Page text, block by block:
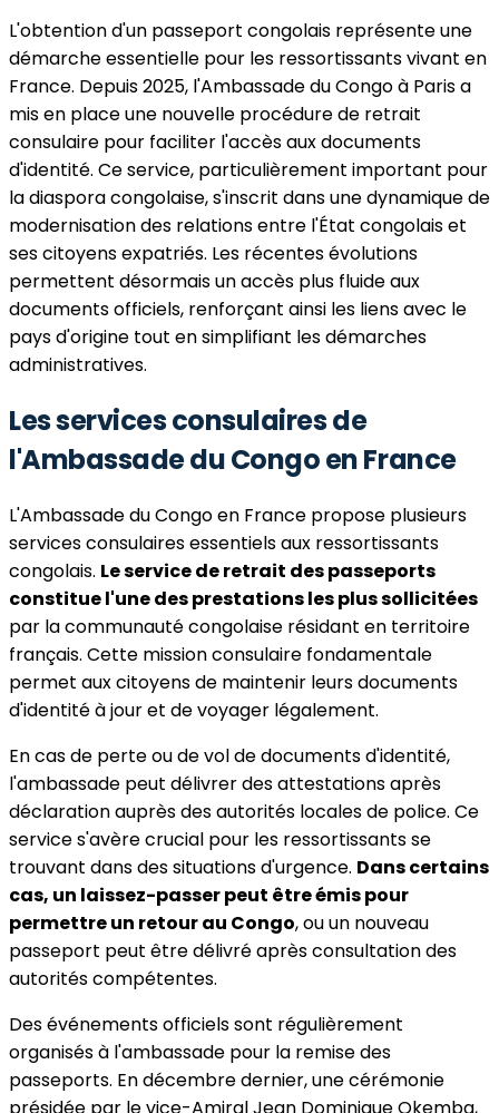
L'obtention d'un passeport congolais représente une
démarche essentielle pour les ressortissants vivant en
France. Depuis 2025, l'Ambassade du Congo à Paris a
mis en place une nouvelle procédure de retrait
consulaire pour faciliter l'accès aux documents
d'identité. Ce service, particulièrement important pour
la diaspora congolaise, s'inscrit dans une dynamique de
modernisation des relations entre l'État congolais et
ses citoyens expatriés. Les récentes évolutions
permettent désormais un accès plus fluide aux
documents officiels, renforçant ainsi les liens avec le
pays d'origine tout en simplifiant les démarches
administratives.
Les services consulaires de
l'Ambassade du Congo en France
L'Ambassade du Congo en France propose plusieurs
services consulaires essentiels aux ressortissants
congolais. Le service de retrait des passeports
constitue l'une des prestations les plus sollicitées
par la communauté congolaise résidant en territoire
français. Cette mission consulaire fondamentale
permet aux citoyens de maintenir leurs documents
d'identité à jour et de voyager légalement.
En cas de perte ou de vol de documents d'identité,
l'ambassade peut délivrer des attestations après
déclaration auprès des autorités locales de police. Ce
service s'avère crucial pour les ressortissants se
trouvant dans des situations d'urgence. Dans certains
cas, un laissez-passer peut être émis pour
permettre un retour au Congo, ou un nouveau
passeport peut être délivré après consultation des
autorités compétentes.
Des événements officiels sont régulièrement
organisés à l'ambassade pour la remise des
passeports. En décembre dernier, une cérémonie
présidée par le vice-Amiral Jean Dominique Okemba,